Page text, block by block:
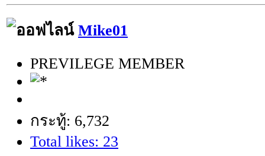
Mike01
PREVILEGE MEMBER
กระทู้: 6,732
Total likes: 23